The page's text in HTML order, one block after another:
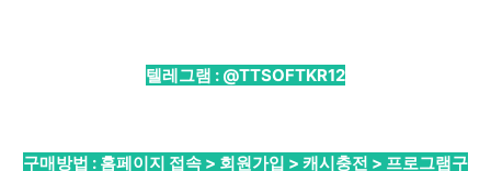
텔레그램 : @TTSOFTKR12
구매방법 : 홈페이지 접속 > 회원가입 > 캐시충전 > 프로그램구